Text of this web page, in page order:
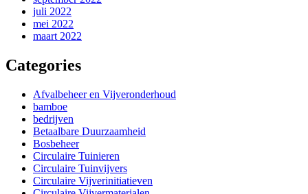
juli 2022
mei 2022
maart 2022
Categories
Afvalbeheer en Vijveronderhoud
bamboe
bedrijven
Betaalbare Duurzaamheid
Bosbeheer
Circulaire Tuinieren
Circulaire Tuinvijvers
Circulaire Vijverinitiatieven